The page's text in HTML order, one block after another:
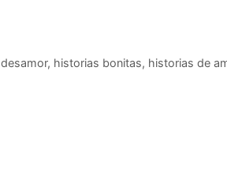
desamor, historias bonitas, historias de